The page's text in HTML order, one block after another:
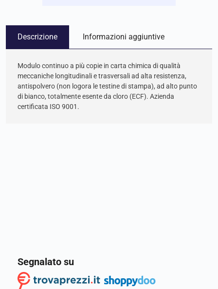
Descrizione Informazioni aggiuntive
Modulo continuo a più copie in carta chimica di qualità
meccaniche longitudinali e trasversali ad alta resistenza,
antispolvero (non logora le testine di stampa), ad alto punto
di bianco, totalmente esente da cloro (ECF). Azienda
certificata ISO 9001.
Segnalato su